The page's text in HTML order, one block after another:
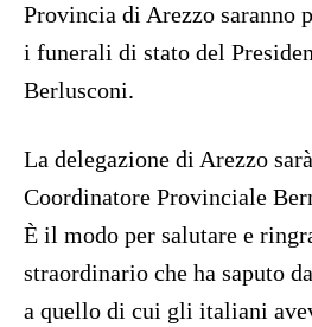
Provincia di Arezzo saranno
i funerali di stato del
Berlusconi.
La delegazione di Arezzo
Coordinatore Provinciale
È il modo per salutare e
straordinario che ha saputo
a quello di cui gli italiani